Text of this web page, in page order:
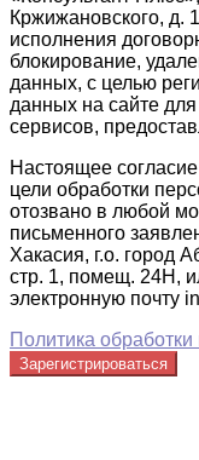
Кржижановского, д.
исполнения
блокирование,
данных, с целью
данных на сайте
сервисов,
Настоящее
цели обработки
отозвано в любой
письменного
Хакасия, г.о. город
стр. 1, помещ. 24Н,
электронную почту
Политика
Зарегистрироваться